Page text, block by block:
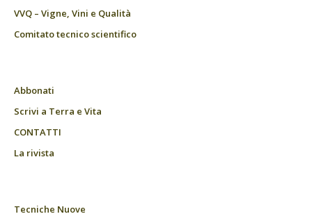
VVQ – Vigne, Vini e Qualità
Comitato tecnico scientifico
Abbonati
Scrivi a Terra e Vita
CONTATTI
La rivista
Tecniche Nuove